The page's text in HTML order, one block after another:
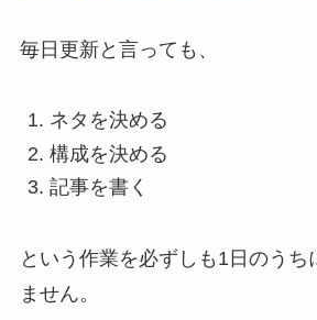
毎日更新と言っても、
ネタを決める
構成を決める
記事を書く
という作業を必ずしも1日のうち
ません。